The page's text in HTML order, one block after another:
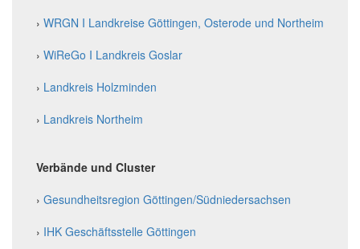
› WRGN I Landkreise Göttingen, Osterode und Northeim
› WiReGo I Landkreis Goslar
› Landkreis Holzminden
› Landkreis Northeim
Verbände und Cluster
› Gesundheitsregion Göttingen/Südniedersachsen
› IHK Geschäftsstelle Göttingen